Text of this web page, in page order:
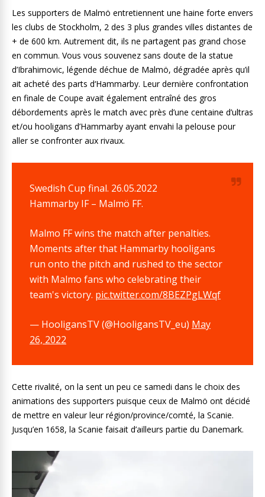
Les supporters de Malmö entretiennent une haine forte envers
les clubs de Stockholm, 2 des 3 plus grandes villes distantes de
+ de 600 km. Autrement dit, ils ne partagent pas grand chose
en commun. Vous vous souvenez sans doute de la statue
d’Ibrahimovic, légende déchue de Malmö, dégradée après qu’il
ait acheté des parts d‘Hammarby. Leur dernière confrontation
en finale de Coupe avait également entraîné des gros
débordements après le match avec près d’une centaine d’ultras
et/ou hooligans d’Hammarby ayant envahi la pelouse pour
aller se confronter aux rivaux.
Swedish Cup final. 26.05.2022
Hammarby IF – Malmö FF.
Malmo FF wins the match after penalties.
Moments after that Hammarby hooligans
run onto the pitch and rushed to the sector
with Malmo fans who celebrating their
team's victory. pic.twitter.com/8BEZPgLWqf
— HooligansTV (@HooligansTV_eu) May
26, 2022
Cette rivalité, on la sent un peu ce samedi dans le choix des
animations des supporters puisque ceux de Malmö ont décidé
de mettre en valeur leur région/province/comté, la Scanie.
Jusqu’en 1658, la Scanie faisait d’ailleurs partie du Danemark.